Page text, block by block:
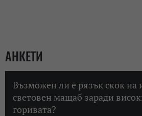
АНКЕТИ
Възможен ли е рязък скок на
световен мащаб заради
горивата?